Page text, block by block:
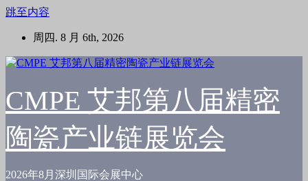
跳至内容
周四. 8 月 6th, 2026
CMPE 艾邦第八届精密
陶瓷产业链展览会
2026年8月深圳国际会展中心